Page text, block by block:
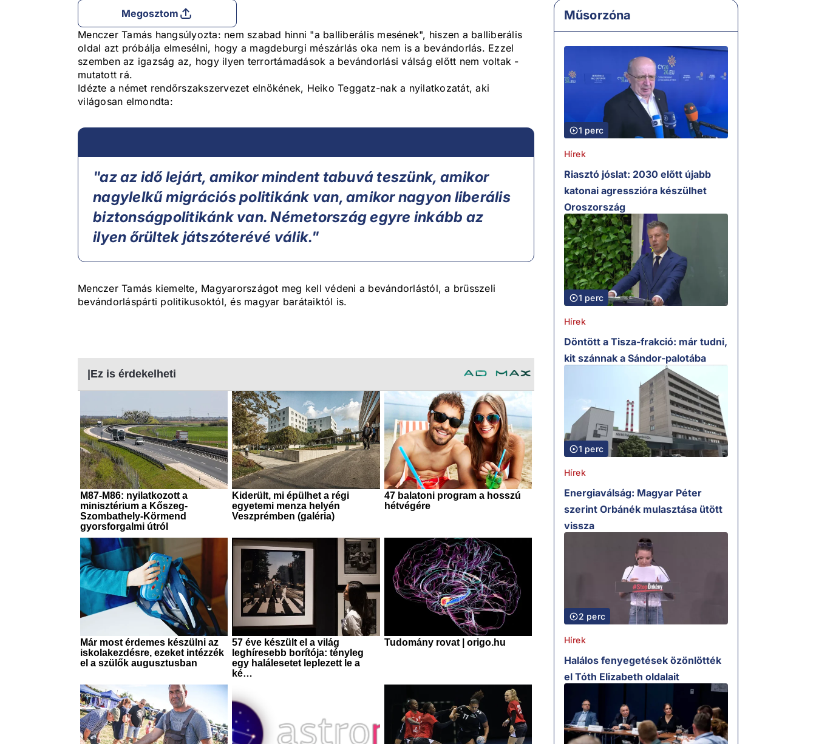
Megosztom
Menczer Tamás hangsúlyozta: nem szabad hinni "a balliberális mesének", hiszen a balliberális
oldal azt próbálja elmesélni, hogy a magdeburgi mészárlás oka nem is a bevándorlás. Ezzel
szemben az igazság az, hogy ilyen terrortámadások a bevándorlási válság előtt nem voltak -
mutatott rá.
Idézte a német rendőrszakszervezet elnökének, Heiko Teggatz-nak a nyilatkozatát, aki
világosan elmondta:
"az az idő lejárt, amikor mindent tabuvá teszünk, amikor
nagylelkű migrációs politikánk van, amikor nagyon liberális
biztonságpolitikánk van. Németország egyre inkább az
ilyen őrültek játszóterévé válik."
Menczer Tamás kiemelte, Magyarországot meg kell védeni a bevándorlástól, a brüsszeli
bevándorláspárti politikusoktól, és magyar barátaiktól is.
Műsorzóna
1 perc
Hírek
Riasztó jóslat: 2030 előtt újabb
katonai agresszióra készülhet
Oroszország
1 perc
Hírek
Döntött a Tisza-frakció: már tudni,
kit szánnak a Sándor-palotába
1 perc
Hírek
Energiaválság: Magyar Péter
szerint Orbánék mulasztása ütött
vissza
2 perc
Hírek
Halálos fenyegetések özönlötték
el Tóth Elizabeth oldalait